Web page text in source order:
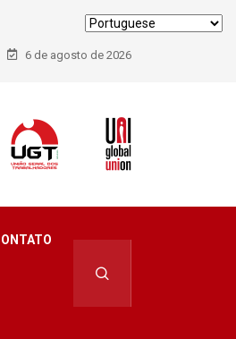
6 de agosto de 2026